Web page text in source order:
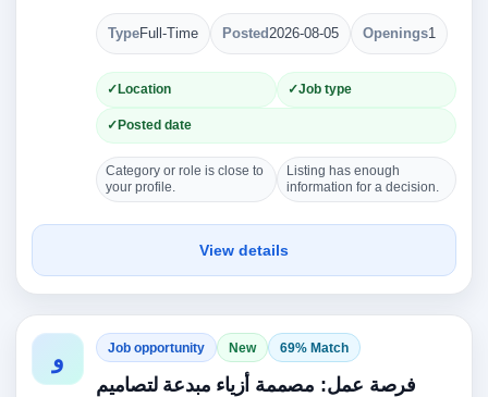
TypeFull-Time Posted2026-08-05 Openings1
Location Job type
Posted date
Category or role is close to
your profile.
Listing has enough
information for a decision.
View details
و Job opportunity New 69% Match
فرصة عمل: مصممة أزياء مبدعة لتصاميم